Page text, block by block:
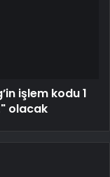
işlem kodu 1
olacak